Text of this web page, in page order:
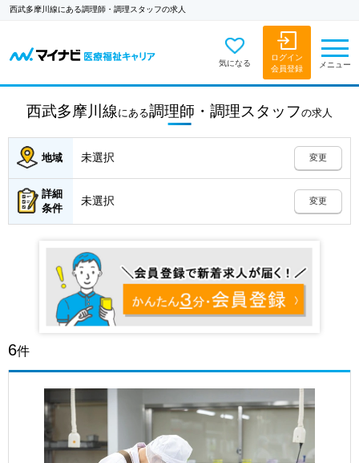
西武多摩川線にある調理師・調理スタッフの求人
気になる
ログイン
会員登録
メニュー
西武多摩川線 にある調理師・調理スタッフの求人
地域 未選択 変更
詳細
条件
未選択 変更
6件